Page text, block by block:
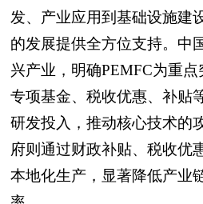
发、产业应用到基础设施建
的发展提供全方位支持。中
兴产业，明确PEMFC为重
专项基金、税收优惠、补贴
研发投入，推动核心技术的
府则通过财政补贴、税收优
本地化生产，显著降低产业